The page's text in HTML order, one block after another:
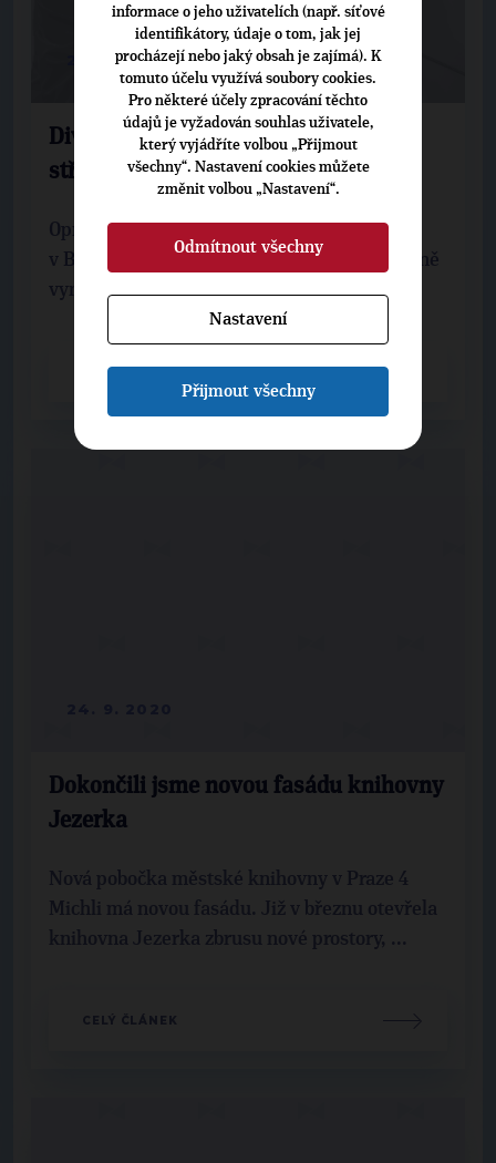
28. 9. 2020
Divadlo Dobeška bude mít novou
střechu
Oprava střechy proslulé divadelní scény
v Braníku začala. V rámci ní budou kompletně
vyměněny střešní plášť, světlíky, ...
CELÝ ČLÁNEK
Dokončili jsme novou fasádu knihovny
Jezerka
Nová pobočka městské knihovny v Praze 4
Michli má novou fasádu. Již v březnu otevřela
knihovna Jezerka zbrusu nové prostory, ...
CELÝ ČLÁNEK
informace o jeho uživatelích (např. síťové
identifikátory, údaje o tom, jak jej
procházejí nebo jaký obsah je zajímá). K
tomuto účelu využívá soubory cookies.
Pro některé účely zpracování těchto
údajů je vyžadován souhlas uživatele,
který vyjádříte volbou „Přijmout
všechny“. Nastavení cookies můžete
změnit volbou „Nastavení“.
Odmítnout všechny
Nastavení
Přijmout všechny